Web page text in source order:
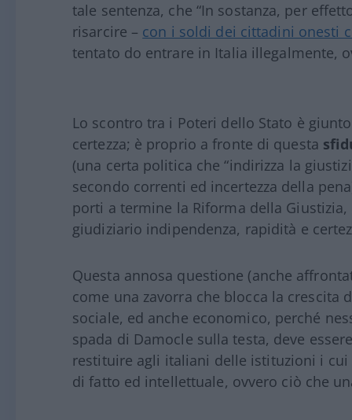
tale sentenza, che “In sostanza, per
risarcire – con i soldi dei cittadini onesti
tentato do entrare in Italia illegalmente,
Lo scontro tra i Poteri dello Stato è
certezza; è proprio a fronte di questa
(una certa politica che “indirizza la
secondo correnti ed incertezza della
porti a termine la Riforma della
giudiziario indipendenza, rapidità e
Questa annosa questione (anche
come una zavorra che blocca la crescita
sociale, ed anche economico, perché
spada di Damocle sulla testa, deve
restituire agli italiani delle istituzioni i
di fatto ed intellettuale, ovvero ciò che